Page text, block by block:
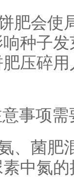
肥会使
种子
压碎
事项
、菌肥
中氮